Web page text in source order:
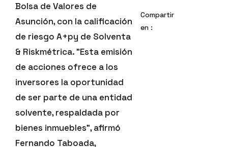
Bolsa de Valores de
Asunción, con la calificación
de riesgo A+py de Solventa
& Riskmétrica. "Esta emisión
de acciones ofrece a los
inversores la oportunidad
de ser parte de una entidad
solvente, respaldada por
bienes inmuebles", afirmó
Fernando Taboada,
Compartir
en :